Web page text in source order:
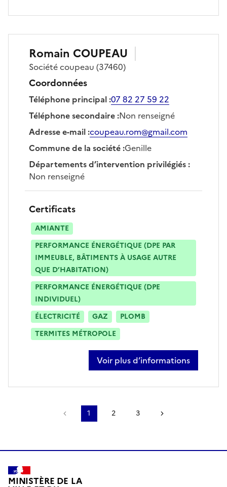
Romain COUPEAU
Sociétécoupeau (37460)
Coordonnées
Téléphone principal:07 82 27 59 22
Téléphone secondaire:Non renseigné
Adresse e-mail:coupeau.rom@gmail.com
Commune de la société:Genille
Départements d’intervention privilégiés:
Non renseigné
Certificats
AMIANTE
PERFORMANCE ÉNERGÉTIQUE (DPE PAR
IMMEUBLE, BÂTIMENTS À USAGE AUTRE
QUE D’HABITATION)
PERFORMANCE ÉNERGÉTIQUE (DPE
INDIVIDUEL)
ÉLECTRICITÉ
GAZ
PLOMB
TERMITES MÉTROPOLE
Voir plus d’informations
sur romain coupeau
Page précédente
1 2 3
MINISTÈRE DE LA